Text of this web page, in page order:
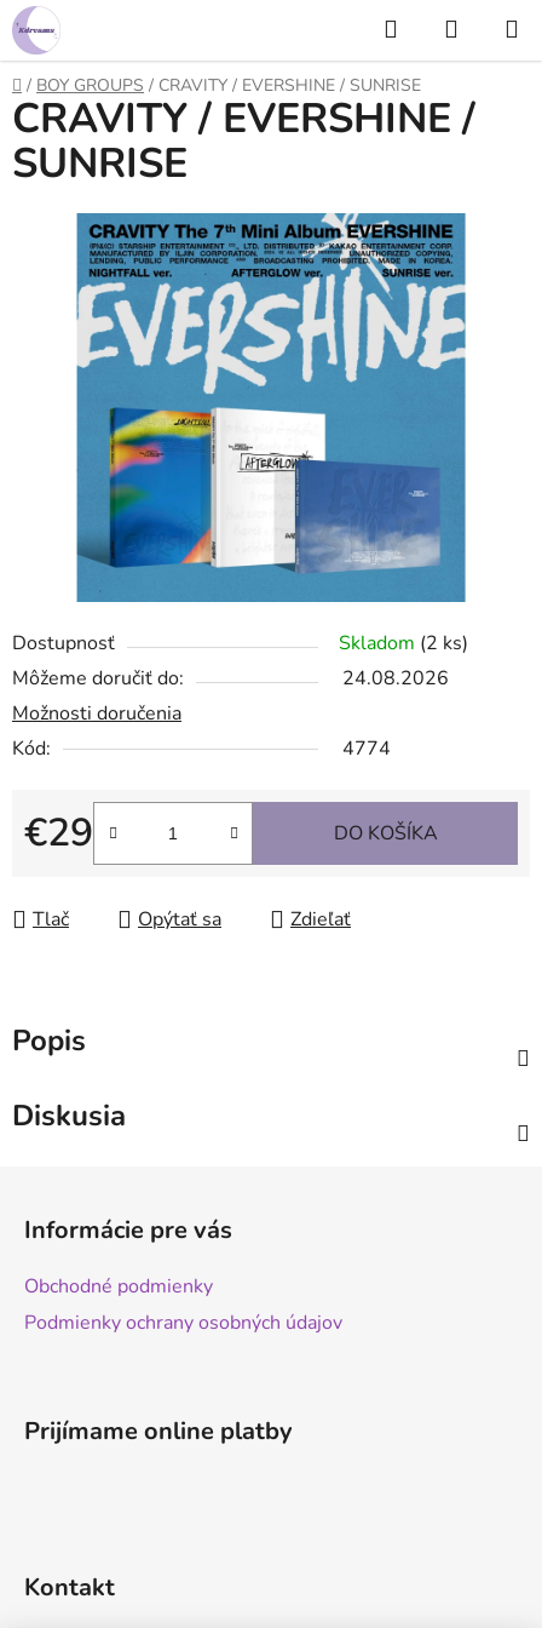
Prejsť
na
obsah
Hľadať
KOŠÍK
Domov
/ BOY GROUPS / CRAVITY / EVERSHINE / SUNRISE
Dostupnosť Skladom (2 ks)
Môžeme doručiť do:
24.08.2026
Možnosti doručenia
Kód:
4774
€29
Jednotková cena:
DO KOŠÍKA
Tlač Opýtať sa Zdieľať
CRAVITY / EVERSHINE /
SUNRISE
Popis
Diskusia
Informácie pre vás
Obchodné podmienky
Podmienky ochrany osobných údajov
Prijímame online platby
Kontakt